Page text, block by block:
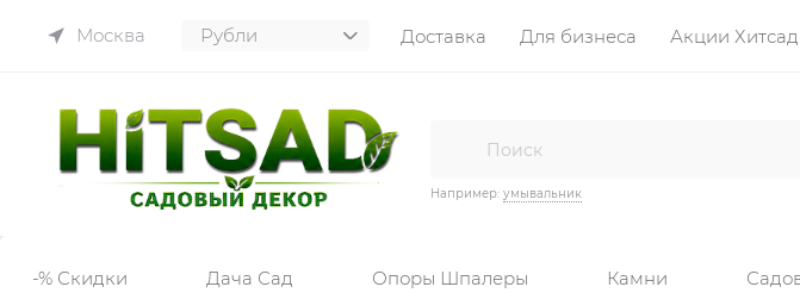
Москва Доставка Для бизнеса Акции Хитсад
Например: умывальник
-% Скидки Дача Сад Опоры Шпалеры Камни